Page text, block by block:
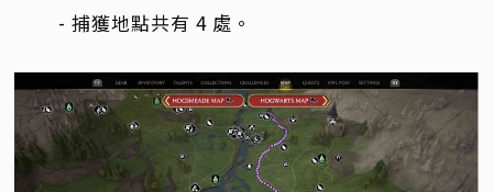
- 捕獲地點共有 4 處。